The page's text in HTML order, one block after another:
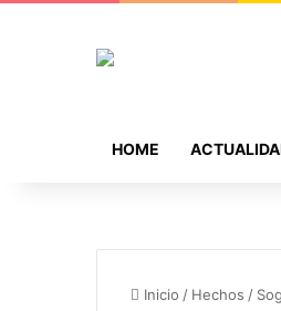
HOME
Inicio / Hechos /